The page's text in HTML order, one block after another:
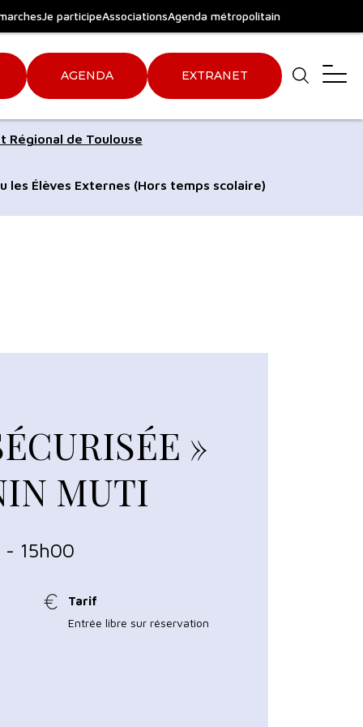
au
de
page
du
site
Je participeAssociationsAgenda métropolitain
AGENDA EXTRANET
Régional de Toulouse
les Élèves Externes (Hors temps scolaire)
»
MUTI
- 15h00
Tarif
Entrée libre sur réservation